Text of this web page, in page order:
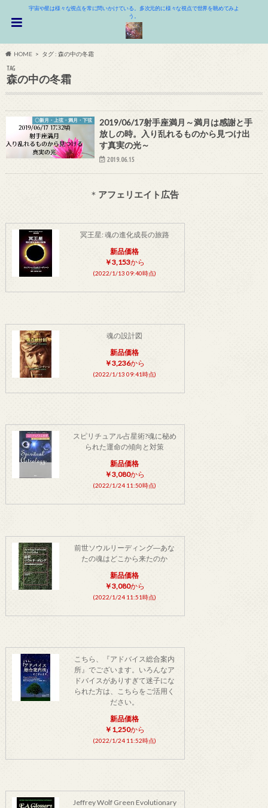
宇宙や星は様々な視点を常に問いかけている。多次元的に様々な視点で世界を眺めてみよ
う。
HOME タグ : 森の中の冬霜
TAG
森の中の冬霜
〇新月・上弦・満月・下弦
2019/06/17射手座満月～満月は感謝と手
放しの時。入り乱れるものから見つけ出
す真実の光～
2019.06.15
＊ アフェリエイト広告
冥王星: 魂の進化成長の旅路
新品価格
￥3,153から
(2022/1/13 09:40時点)
魂の設計図
新品価格
￥3,236から
(2022/1/13 09:41時点)
スピリチュアル占星術?魂に秘め
られた運命の傾向と対策
新品価格
￥3,080から
(2022/1/24 11:50時点)
前世ソウルリーディング―あな
たの魂はどこから来たのか
新品価格
￥3,080から
(2022/1/24 11:51時点)
こちら、『アドバイス総合案内
所』でございます。いろんなア
ドバイスがありすぎて迷子にな
られた方は、こちらをご活用く
ださい。
新品価格
￥1,250から
(2022/1/24 11:52時点)
Jeffrey Wolf Green Evolutionary